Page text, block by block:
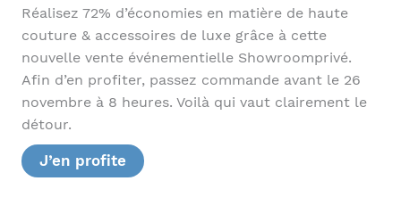
Réalisez 72% d’économies en matière de haute
couture & accessoires de luxe grâce à cette
nouvelle vente événementielle Showroomprivé.
Afin d’en profiter, passez commande avant le 26
novembre à 8 heures. Voilà qui vaut clairement le
détour.
J’en profite